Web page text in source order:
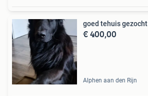
goed tehuis gezocht
€ 400,00
Alphen aan den Rijn